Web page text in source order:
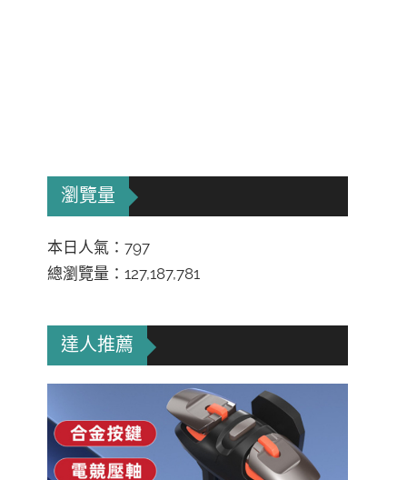
瀏覽量
本日人氣：797
總瀏覽量：127,187,781
達人推薦